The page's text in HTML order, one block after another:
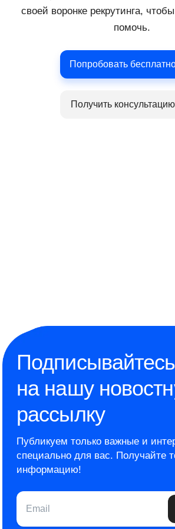
своей воронке рекрутинга,
помочь.
Попробовать
Получить консультацию
Подписывайтесь
на нашу
рассылку
Публикуем только важные и
специально для вас. Получайте
информацию!
Email